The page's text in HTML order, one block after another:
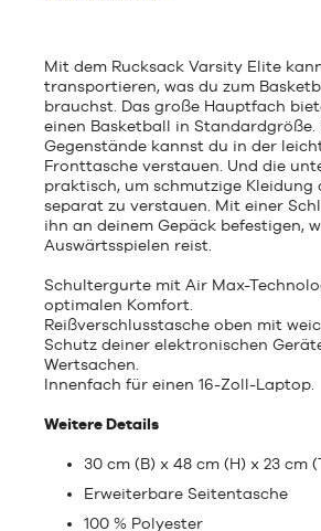
Mit dem Rucksack Varsity Elite
transportieren, was du zum
brauchst. Das große Hauptfach
einen Basketball in Standardgröße.
Gegenstände kannst du in der
Fronttasche verstauen. Und die
praktisch, um schmutzige Kleidung
separat zu verstauen. Mit einer
ihn an deinem Gepäck befestigen,
Auswärtsspielen reist.
Schultergurte mit Air Max-
optimalen Komfort.
Reißverschlusstasche oben mit
Schutz deiner elektronischen
Wertsachen.
Innenfach für einen 16-Zoll-Laptop.
Weitere Details
30 cm (B) x 48 cm (H) x 23 cm
Erweiterbare Seitentasche
100 % Polyester